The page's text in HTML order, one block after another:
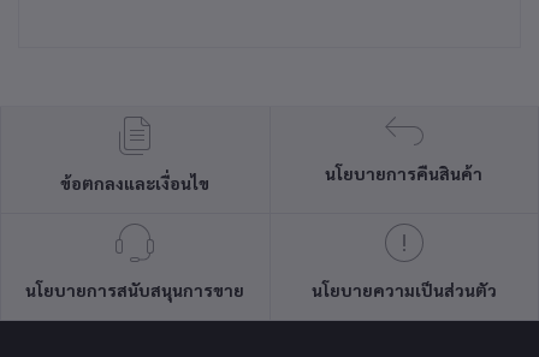
ข้อตกลงและเงื่อนไข
นโยบายการคืนสินค้า
นโยบายการสนับสนุนการขาย นโยบายความเป็นส่วนตัว